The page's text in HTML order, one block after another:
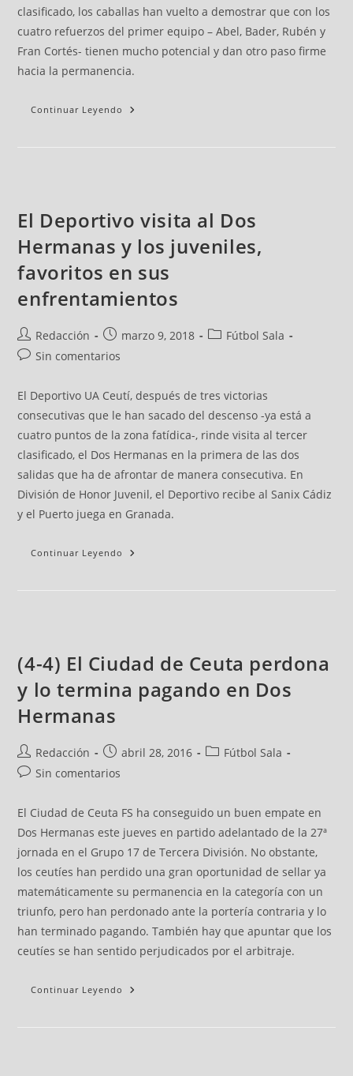
clasificado, los caballas han vuelto a demostrar que con los
cuatro refuerzos del primer equipo – Abel, Bader, Rubén y
Fran Cortés- tienen mucho potencial y dan otro paso firme
hacia la permanencia.
Continuar Leyendo
El Deportivo visita al Dos
Hermanas y los juveniles,
favoritos en sus
enfrentamientos
Redacción marzo 9, 2018
Fútbol Sala
Sin comentarios
El Deportivo UA Ceutí, después de tres victorias
consecutivas que le han sacado del descenso -ya está a
cuatro puntos de la zona fatídica-, rinde visita al tercer
clasificado, el Dos Hermanas en la primera de las dos
salidas que ha de afrontar de manera consecutiva. En
División de Honor Juvenil, el Deportivo recibe al Sanix Cádiz
y el Puerto juega en Granada.
Continuar Leyendo
(4-4) El Ciudad de Ceuta perdona
y lo termina pagando en Dos
Hermanas
Redacción abril 28, 2016
Fútbol Sala
Sin comentarios
El Ciudad de Ceuta FS ha conseguido un buen empate en
Dos Hermanas este jueves en partido adelantado de la 27ª
jornada en el Grupo 17 de Tercera División. No obstante,
los ceutíes han perdido una gran oportunidad de sellar ya
matemáticamente su permanencia en la categoría con un
triunfo, pero han perdonado ante la portería contraria y lo
han terminado pagando. También hay que apuntar que los
ceutíes se han sentido perjudicados por el arbitraje.
Continuar Leyendo